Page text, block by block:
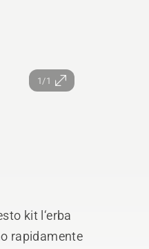
1/1
kit l‘erba
rapidamente